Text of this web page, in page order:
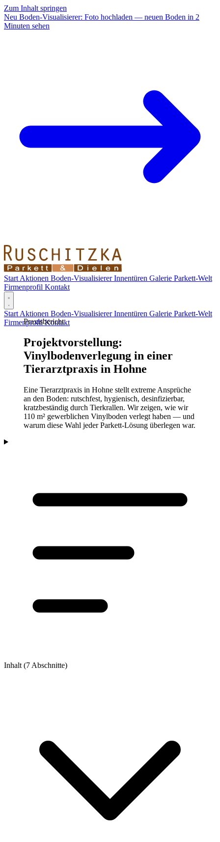
Zum Inhalt springen
Neu Boden-Visualisierer: Foto hochladen — neuen Boden in 2
Minuten sehen
Start Aktionen Boden-VisualisiererInnentüren Galerie Parkett-Welt
Firmenprofil Kontakt
Start Aktionen Boden-VisualisiererInnentüren Galerie Parkett-Welt
FirmenprofilKontakt
Praxisbericht
Projektvorstellung:
Vinylbodenverlegung in einer
Tierarztpraxis in Hohne
Eine Tierarztpraxis in Hohne stellt extreme Ansprüche
an den Boden: rutschfest, hygienisch, desinfizierbar,
kratzbeständig durch Tierkrallen. Wir zeigen, wie wir
110 m² gewerblichen Vinylboden verlegt haben — und
warum diese Wahl jeder Parkett-Lösung überlegen war.
Inhalt (7 Abschnitte)